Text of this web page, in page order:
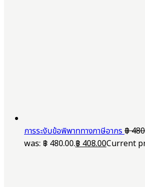
การระงับข้อพิพาททางภาษีอากร฿
was: ฿ 480.00.฿408.00Current